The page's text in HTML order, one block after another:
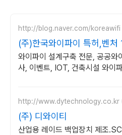
http://blog.naver.com/koreawifi
(주)한국와이파이 특허,벤처
상담 및 견적
와이파이 설계구축 전문, 공공와
사, 이벤트, IOT, 건축시설 와이
http://www.dytechnology.co.kr
(주) 디와이티
산업용 레이드 백업장치 제조